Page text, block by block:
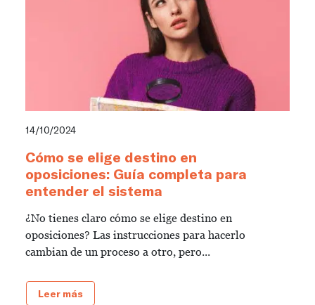
14/10/2024
Cómo se elige destino en
oposiciones: Guía completa para
entender el sistema
¿No tienes claro cómo se elige destino en
oposiciones? Las instrucciones para hacerlo
cambian de un proceso a otro, pero...
Leer más